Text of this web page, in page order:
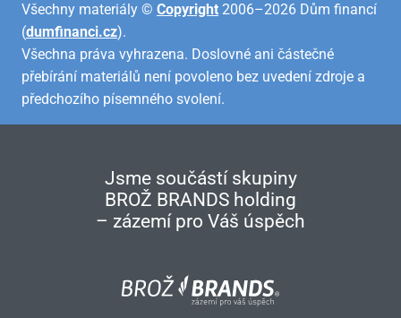
Všechny materiály © Copyright 2006–2026 Dům financí
(dumfinanci.cz).
Všechna práva vyhrazena. Doslovné ani částečné
přebírání materiálů není povoleno bez uvedení zdroje a
předchozího písemného svolení.
Jsme součástí skupiny
BROŽ BRANDS holding
– zázemí pro Váš úspěch